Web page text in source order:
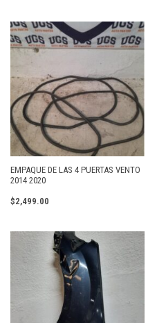
EMPAQUE DE LAS 4 PUERTAS VENTO
2014 2020
$2,499.00